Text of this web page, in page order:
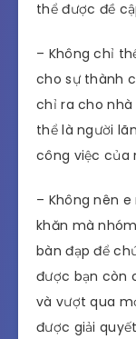
– Tốt nhất,
công việc mà
cho sự thành
không có
– Không chỉ
cho sự thành
chỉ ra cho nhà
thể là người
công việc của